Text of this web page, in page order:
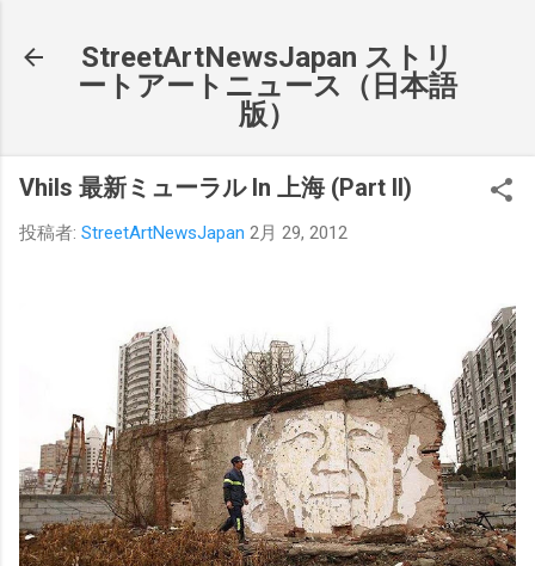
StreetArtNewsJapan ストリ
ートアートニュース（日本語
版）
Vhils 最新ミューラル In 上海 (Part II)
投稿者: StreetArtNewsJapan 2月 29, 2012